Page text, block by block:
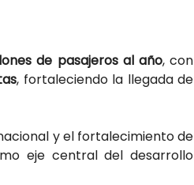
de pasajeros al año, con
, fortaleciendo la llegada de
y el fortalecimiento de
eje central del desarrollo